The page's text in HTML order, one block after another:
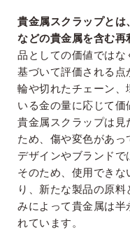
貴金属スクラップと
などの貴金属を含む再
品としての価値では
基づいて評価される
輪や切れたチェーン、
いる金の量に応じて価
貴金属スクラップは見
ため、傷や変色があ
デザインやブランドで
そのため、使用でき
り、新たな製品の原
みによって貴金属は
れています。